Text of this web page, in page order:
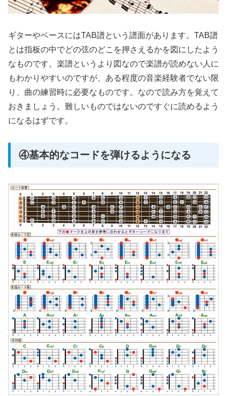
ギターやベースにはTAB譜という譜面があります。TAB譜
とは指板の中でどの弦のどこを押さえるかを図にしたよう
なものです。楽譜というより図なので楽譜が読めない人に
もわかりやすいのですが、ある程度の音楽経験者でない限
り、曲の練習時に必要なものです。なので読み方を覚えて
おきましょう。難しいものではないのですぐに読めるよう
になるはずです。
④基本的なコードを弾けるようになる